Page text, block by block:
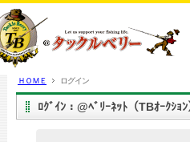
ＨＯＭＥ ログイン
ﾛｸﾞｲﾝ：@ﾍﾞﾘｰﾈｯﾄ（TBｵｰｸｼｮ